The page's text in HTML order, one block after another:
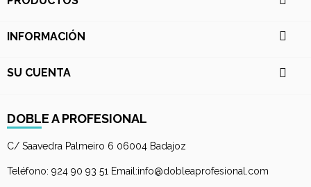
INFORMACIÓN 
SU CUENTA 
DOBLE A PROFESIONAL
C/ Saavedra Palmeiro 6 06004 Badajoz
Teléfono: 924 90 93 51 Email:info@dobleaprofesional.com